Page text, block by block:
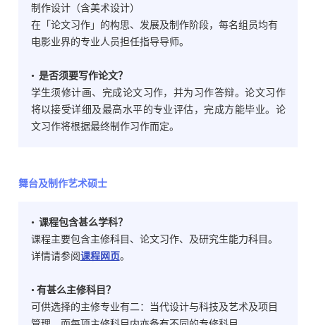
制作设计（含美术设计）
在「论文习作」的构思、发展及制作阶段，每名组员均有
电影业界的专业人员担任指导导师。
• 是否须要写作论文？
学生须修计画、完成论文习作，并为习作答辩。论文习作
将以接受详细及最高水平的专业评估，完成方能毕业。论
文习作将根据最终制作习作而定。
舞台及制作艺术硕士
• 课程包含甚么学科？
课程主要包含主修科目、论文习作、及研究生能力科目。
详情请参阅课程网页。
• 有甚么主修科目？
可供选择的主修专业有二：当代设计与科技及艺术及项目